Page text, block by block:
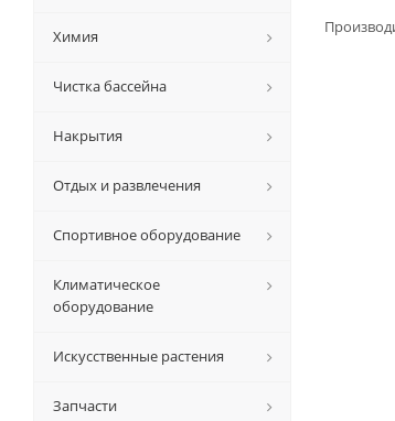
Химия
Чистка бассейна
Накрытия
Отдых и развлечения
Спортивное оборудование
Климатическое
оборудование
Искусственные растения
Запчасти